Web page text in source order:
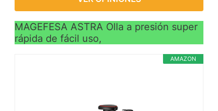
MAGEFESA ASTRA Olla a presión super
rápida de fácil uso,
AMAZON